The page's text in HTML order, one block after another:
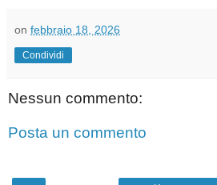
on febbraio 18, 2026
Condividi
Nessun commento:
Posta un commento